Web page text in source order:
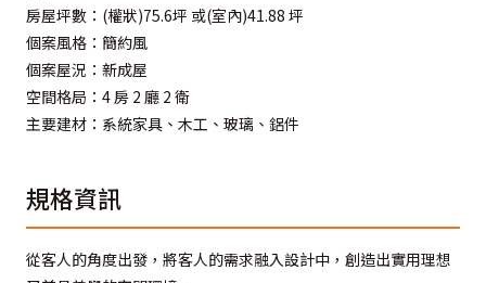
房屋坪數：(權狀)75.6坪 或(室內)41.88 坪
個案風格：簡約風
個案屋況：新成屋
空間格局：4 房 2 廳 2 衛
主要建材：系統家具、木工、玻璃、鋁件
規格資訊
從客人的角度出發，將客人的需求融入設計中，創造出實用理想